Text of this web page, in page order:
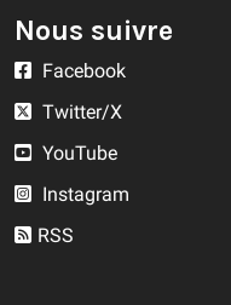
Nous suivre
Facebook
Twitter/X
YouTube
Instagram
RSS